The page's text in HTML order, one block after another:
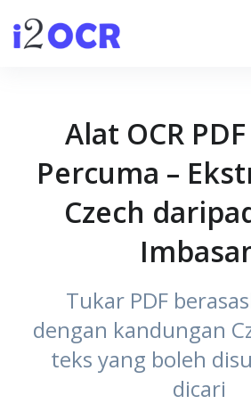
Alat OCR
Percuma –
Czech
Tukar PDF
dengan kandungan
teks yang boleh
dicari